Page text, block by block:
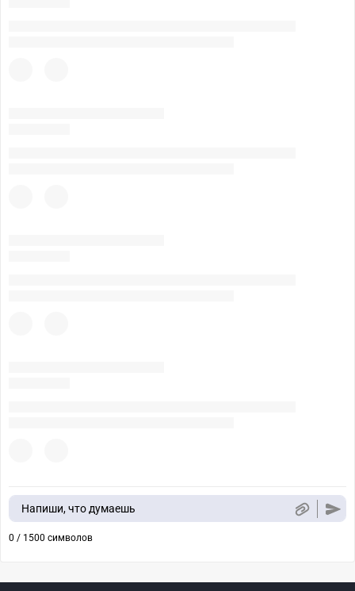
Напиши, что думаешь
0 / 1500 символов